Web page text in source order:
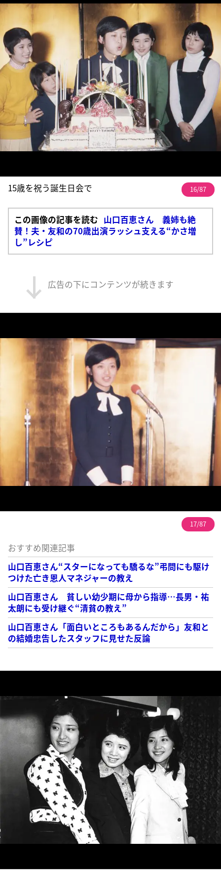
15歳を祝う誕生日会で 16/87
この画像の記事を読む 山口百恵さん 義姉も絶
賛！夫・友和の70歳出演ラッシュ支える“かさ増
し”レシピ
広告の下にコンテンツが続きます
17/87
おすすめ関連記事
山口百恵さん“スターになっても驕るな”弔問にも駆け
つけた亡き恩人マネジャーの教え
山口百恵さん 貧しい幼少期に母から指導…長男・祐
太朗にも受け継ぐ“清貧の教え”
山口百恵さん「面白いところもあるんだから」友和と
の結婚忠告したスタッフに見せた反論